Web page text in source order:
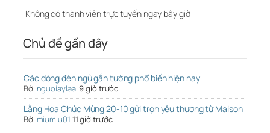
Không có thành viên trực tuyến ngay bây giờ
Chủ đề gần đây
Các dòng đèn ngủ gắn tường phổ biến hiện nay
Bởi nguoiaylaai9 giờ trước
Lẵng Hoa Chúc Mừng 20-10 gửi trọn yêu thương từ Maison
Bởi miumiu01 11 giờ trước